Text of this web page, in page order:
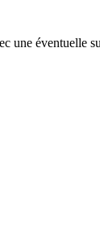
une éventuelle